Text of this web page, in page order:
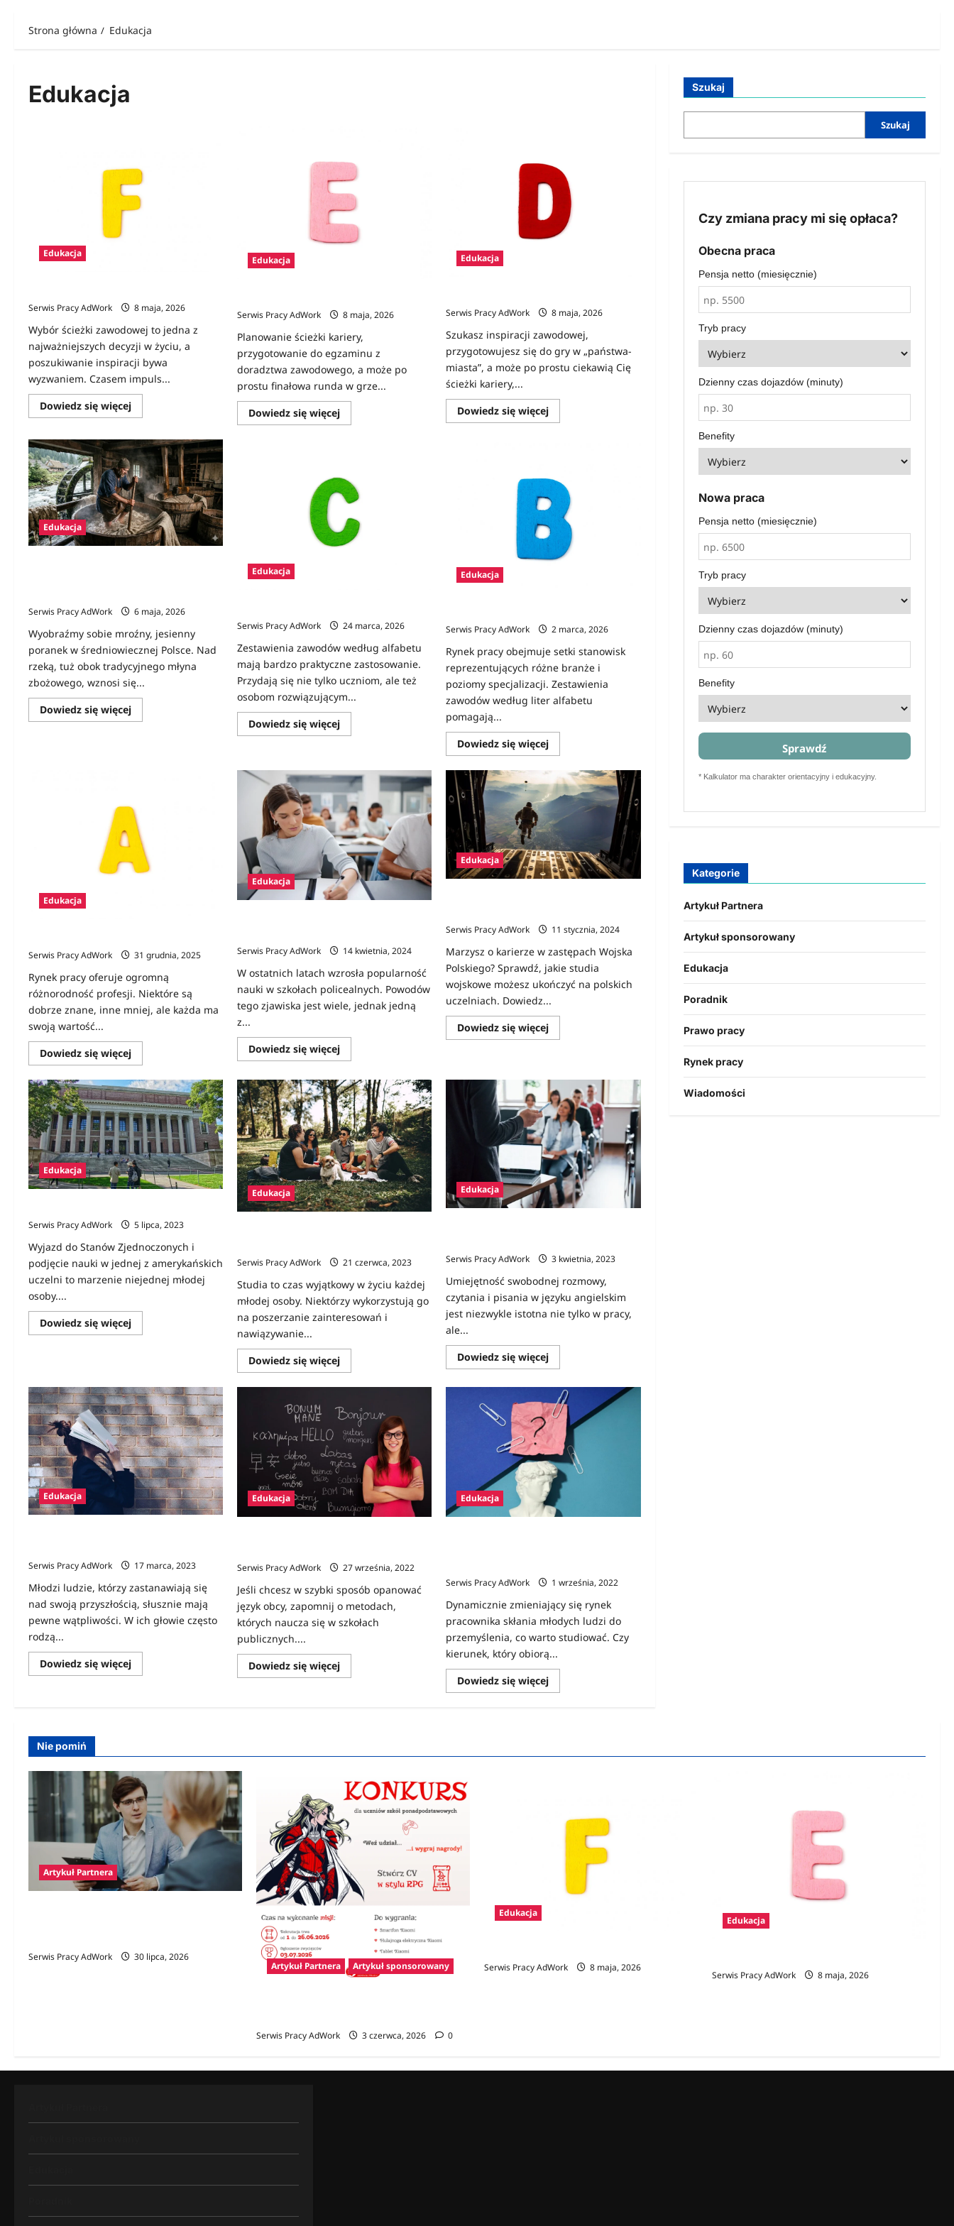
Strona główna Edukacja
Edukacja
Edukacja
Serwis Pracy AdWork
8 maja, 2026
Wybór ścieżki zawodowej to jedna z
najważniejszych decyzji w życiu, a
poszukiwanie inspiracji bywa
wyzwaniem. Czasem impuls...
Dowiedz się więcejDowiedz
się
Zawody
na
F
Edukacja
Serwis Pracy AdWork
8 maja, 2026
Planowanie ścieżki kariery,
przygotowanie do egzaminu z
doradztwa zawodowego, a może po
prostu finałowa runda w grze...
Dowiedz się więcejDowiedz
się
Edukacja
Serwis Pracy AdWork
8 maja, 2026
Szukasz inspiracji zawodowej,
przygotowujesz się do gry w „państwa-
miasta”, a może po prostu ciekawią Cię
ścieżki kariery,...
Dowiedz się więcejDowiedz
się
Edukacja
Serwis Pracy AdWork
6 maja, 2026
Wyobraźmy sobie mroźny, jesienny
poranek w średniowiecznej Polsce. Nad
rzeką, tuż obok tradycyjnego młyna
zbożowego, wznosi się...
Dowiedz się więcejDowiedz
się
folusznik
dlaczego
jego
praca
była
warta
fortunę?
Edukacja
Serwis Pracy AdWork
24 marca, 2026
Zestawienia zawodów według alfabetu
mają bardzo praktyczne zastosowanie.
Przydają się nie tylko uczniom, ale też
osobom rozwiązującym...
Dowiedz się więcejDowiedz
się
na
C
–
lista
zawodów
z
opisami
Edukacja
Serwis Pracy AdWork
2 marca, 2026
Rynek pracy obejmuje setki stanowisk
reprezentujących różne branże i
poziomy specjalizacji. Zestawienia
zawodów według liter alfabetu
pomagają...
Dowiedz się więcejDowiedz
się
o
Zawody
na
B
lista
z
opisami
Edukacja
Serwis Pracy AdWork
31 grudnia, 2025
Rynek pracy oferuje ogromną
różnorodność profesji. Niektóre są
dobrze znane, inne mniej, ale każda ma
swoją wartość...
Dowiedz się więcejDowiedz
się
o
Zawód
na
A
–
lista
z
opisami
Edukacja
Serwis Pracy AdWork
14 kwietnia, 2024
W ostatnich latach wzrosła popularność
nauki w szkołach policealnych. Powodów
tego zjawiska jest wiele, jednak jedną
z...
Dowiedz się więcejDowiedz
się
o
Czy
warto
iść
do
szkoły
policealnej?
Plusy
i
minusy!
Edukacja
Serwis Pracy AdWork
11 stycznia, 2024
Marzysz o karierze w zastępach Wojska
Polskiego? Sprawdź, jakie studia
wojskowe możesz ukończyć na polskich
uczelniach. Dowiedz...
Dowiedz się więcejDowiedz
się
się
dostać
na
studia
wojskowe
(mundurowe)?
Edukacja
Serwis Pracy AdWork
5 lipca, 2023
Wyjazd do Stanów Zjednoczonych i
podjęcie nauki w jednej z amerykańskich
uczelni to marzenie niejednej młodej
osoby....
Dowiedz się więcejDowiedz
się
–
przewodnik
od
A
do
Z
Edukacja
Serwis Pracy AdWork
21 czerwca, 2023
Studia to czas wyjątkowy w życiu każdej
młodej osoby. Niektórzy wykorzystują go
na poszerzanie zainteresowań i
nawiązywanie...
Dowiedz się więcejDowiedz
się
o
warto
iść
na
studia
granicą?
Jaki
kraj
wybrać?
Edukacja
Serwis Pracy AdWork
3 kwietnia, 2023
Umiejętność swobodnej rozmowy,
czytania i pisania w języku angielskim
jest niezwykle istotna nie tylko w pracy,
ale...
Dowiedz się więcejDowiedz
się
o
Immersja
i
CLIL
–
czy
są
skuteczne
w
nauce
języków?
Edukacja
Serwis Pracy AdWork
17 marca, 2023
Młodzi ludzie, którzy zastanawiają się
nad swoją przyszłością, słusznie mają
pewne wątpliwości. W ich głowie często
rodzą...
Dowiedz się więcejDowiedz
się
przeciw
wyższej
edukacji
Edukacja
Serwis Pracy AdWork
27 września, 2022
Jeśli chcesz w szybki sposób opanować
język obcy, zapomnij o metodach,
których naucza się w szkołach
publicznych....
Dowiedz się więcejDowiedz
się
obcego?
Edukacja
Serwis Pracy AdWork
1 września, 2022
Dynamicznie zmieniający się rynek
pracownika skłania młodych ludzi do
przemyślenia, co warto studiować. Czy
kierunek, który obiorą...
Dowiedz się więcejDowiedz
się
by
pracy?
Szukaj
Szukaj
Czy zmiana pracy mi się opłaca?
Obecna praca
Pensja netto (miesięcznie)
Tryb pracy
Dzienny czas dojazdów (minuty)
Benefity
Nowa praca
Pensja netto (miesięcznie)
Tryb pracy
Dzienny czas dojazdów (minuty)
Benefity
Sprawdź
* Kalkulator ma charakter orientacyjny i edukacyjny.
Kategorie
Artykuł Partnera
Artykuł sponsorowany
Edukacja
Poradnik
Prawo pracy
Rynek pracy
Wiadomości
Nie pomiń
Artykuł Partnera
Serwis Pracy AdWork
30 lipca, 2026
Artykuł Partnera Artykuł sponsorowany
Serwis Pracy AdWork
3 czerwca, 2026 0
Edukacja
Serwis Pracy AdWork
8 maja, 2026
Edukacja
Serwis Pracy AdWork
8 maja, 2026